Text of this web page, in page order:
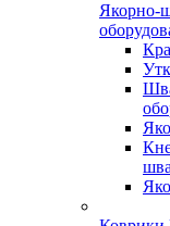
Якорно-